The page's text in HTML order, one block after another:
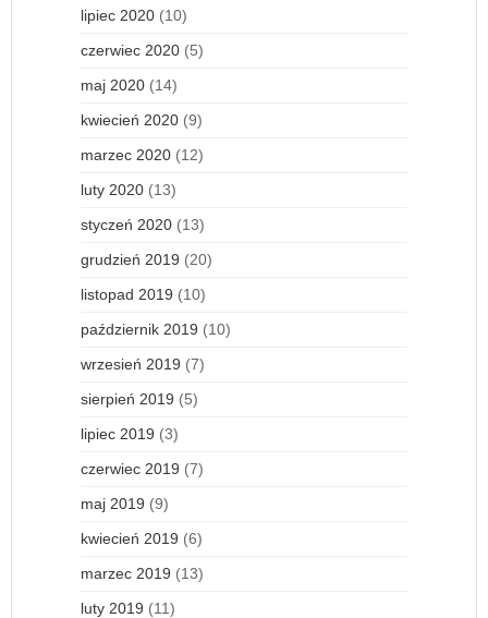
lipiec 2020 (10)
czerwiec 2020 (5)
maj 2020 (14)
kwiecień 2020 (9)
marzec 2020 (12)
luty 2020 (13)
styczeń 2020 (13)
grudzień 2019 (20)
listopad 2019 (10)
październik 2019 (10)
wrzesień 2019 (7)
sierpień 2019 (5)
lipiec 2019 (3)
czerwiec 2019 (7)
maj 2019 (9)
kwiecień 2019 (6)
marzec 2019 (13)
luty 2019 (11)